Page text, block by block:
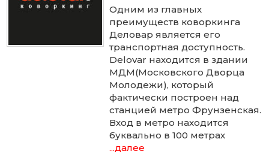
Одним из главных
преимуществ коворкинга
Деловар является его
транспортная доступность.
Delovar находится в здании
МДМ(Московского Дворца
Молодежи), который
фактически построен над
станцией метро Фрунзенская.
Вход в метро находится
буквально в 100 метрах
...далее